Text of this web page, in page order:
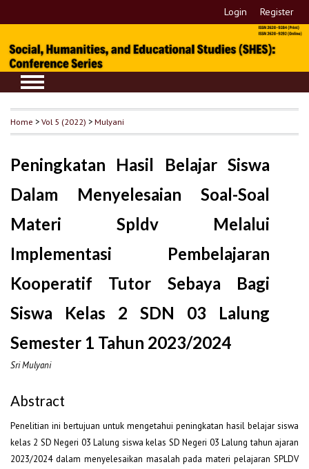
Login Register
Home >Vol 5 (2022) >Mulyani
Peningkatan Hasil Belajar Siswa
Dalam Menyelesaian Soal-Soal
Materi Spldv Melalui
Implementasi Pembelajaran
Kooperatif Tutor Sebaya Bagi
Siswa Kelas 2 SDN 03 Lalung
Semester 1 Tahun 2023/2024
Sri Mulyani
Abstract
Penelitian ini bertujuan untuk mengetahui peningkatan hasil belajar siswa
kelas 2 SD Negeri 03 Lalung siswa kelas SD Negeri 03 Lalung tahun ajaran
2023/2024 dalam menyelesaikan masalah pada materi pelajaran SPLDV